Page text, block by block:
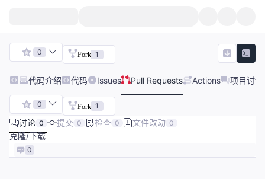
0 Fork 1
代码介绍 代码 Issues Pull Requests Actions 项目讨论
0 Fork 1
讨论 0 提交 0 检查 0 文件改动 0
克隆/下载
0